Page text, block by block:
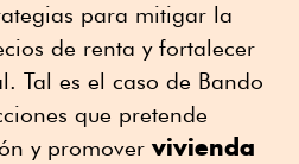
para mitigar la
de renta y fortalecer
Tal es el caso de Bando
que pretende
y promover vivienda